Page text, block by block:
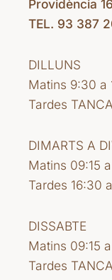
Providència
TEL. 93 387
DILLUNS
Matins 9:30 a
Tardes
DIMARTS A
Matins 09:15
Tardes 16:30
DISSABTE
Matins 09:15
Tardes